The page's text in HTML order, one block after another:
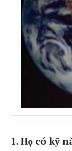
1. Họ cókỹ